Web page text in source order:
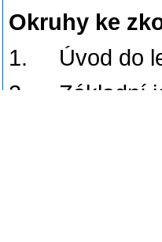
Okruhy ke
1. Úvod do
2. Základní